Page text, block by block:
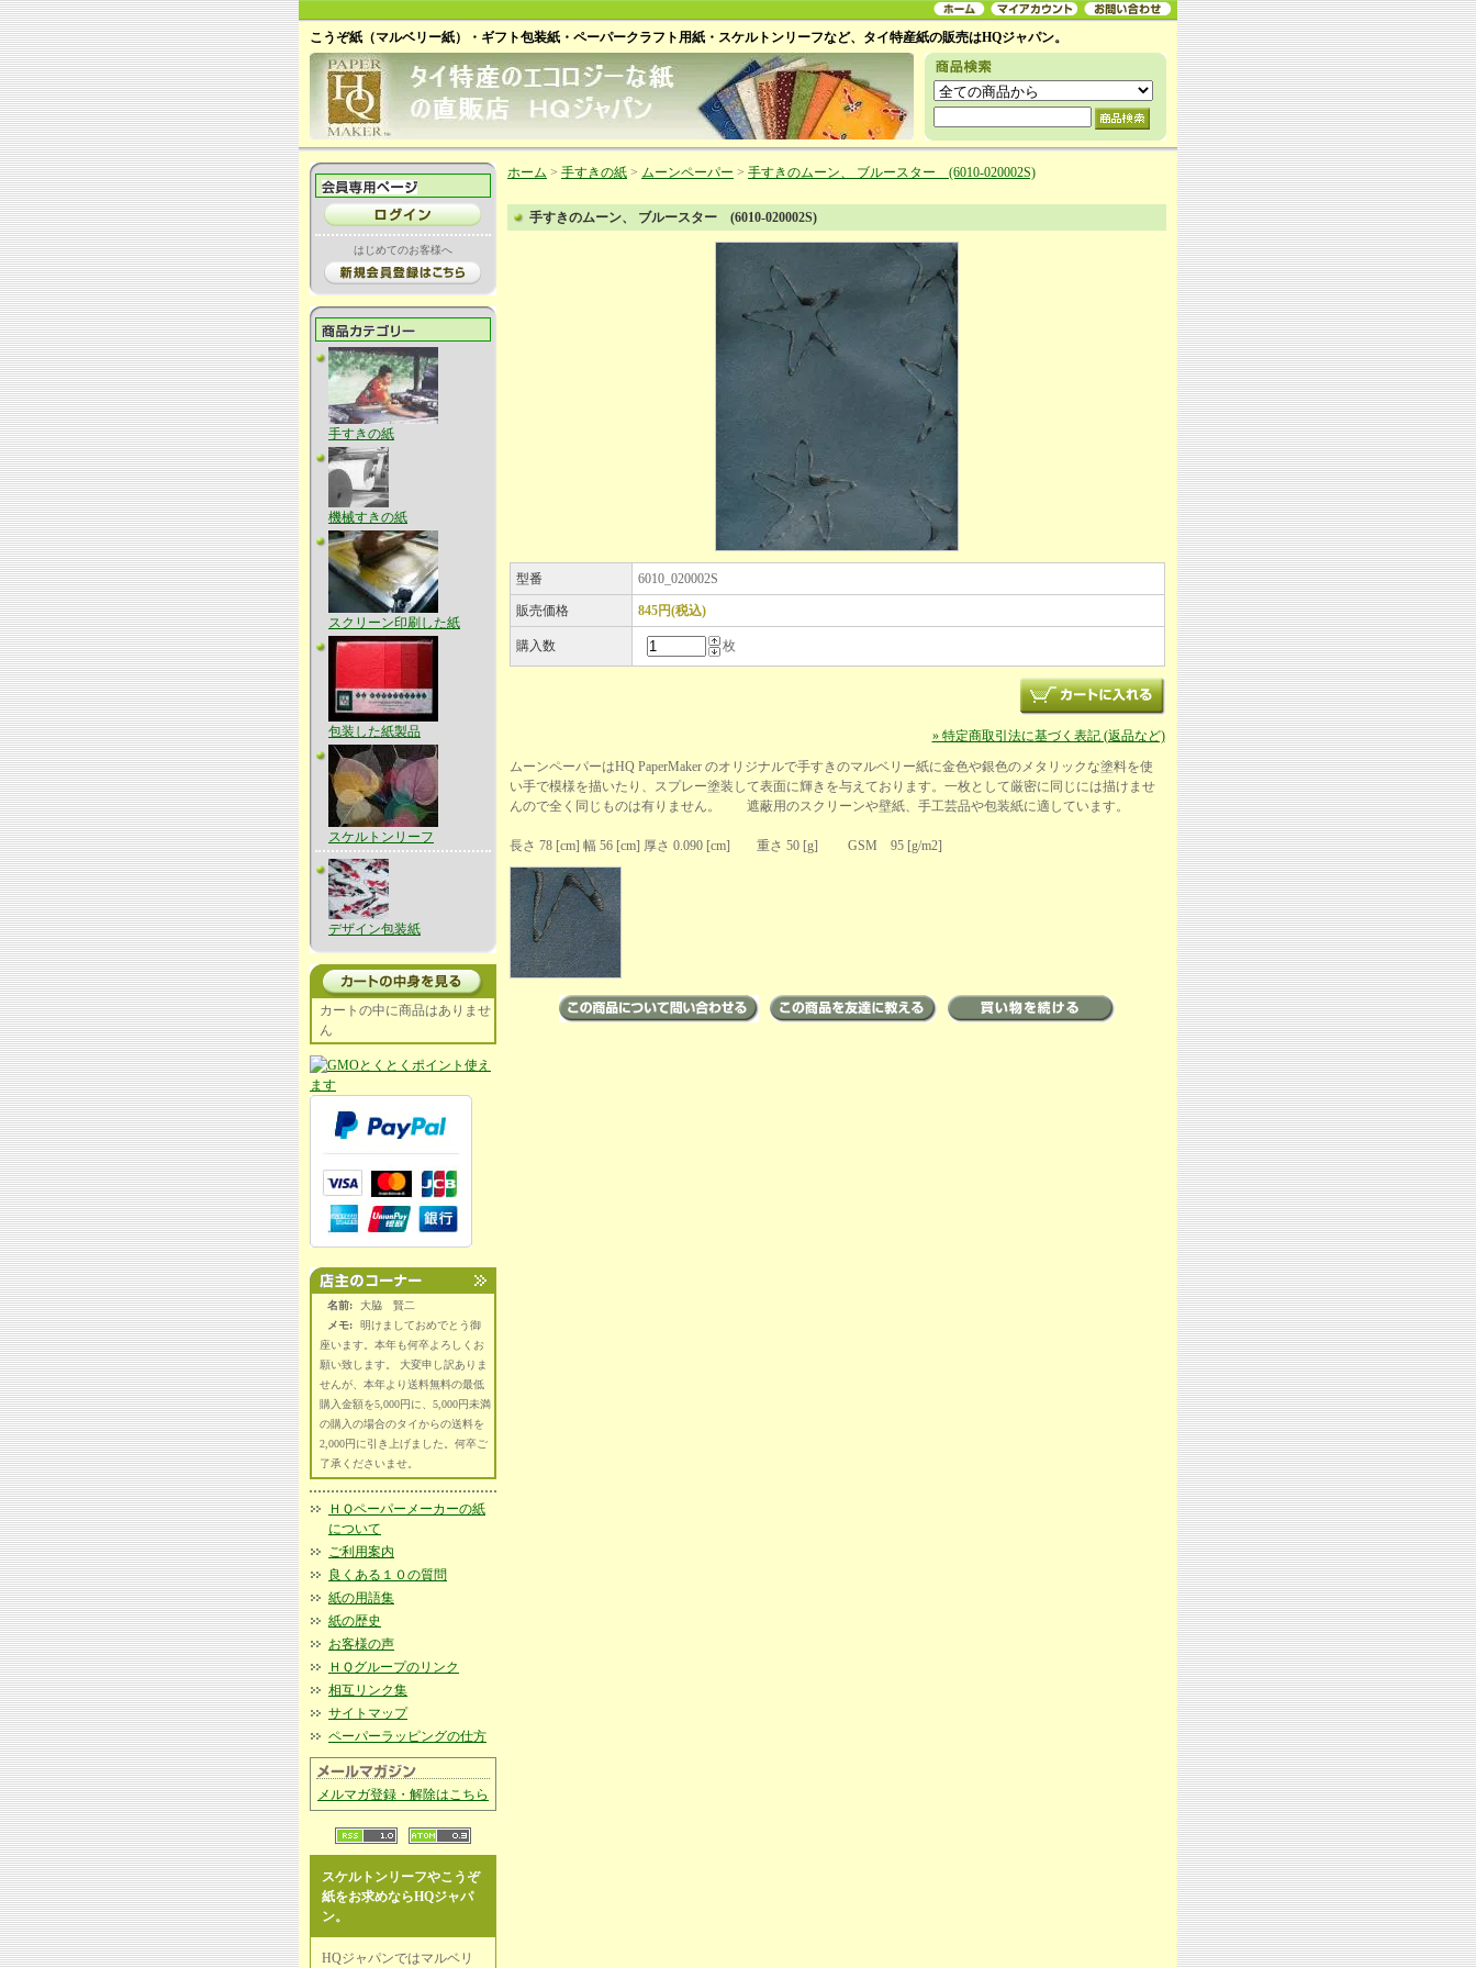
こうぞ紙（マルベリー紙）・ギフト包装紙・ペーパークラフト用紙・スケルトンリーフなど、タイ特産紙の販売はHQジャパン。
はじめてのお客様へ
手すきの紙
機械すきの紙
スクリーン印刷した紙
包装した紙製品
スケルトンリーフ
デザイン包装紙
カートの中に商品はありませ
ん
名前:
大脇 賢二
メモ:
明けましておめでとう御
座います。本年も何卒よろしくお
願い致します。 大変申し訳ありま
せんが、本年より送料無料の最低
購入金額を5,000円に、5,000円未満
の購入の場合のタイからの送料を
2,000円に引き上げました。何卒ご
了承くださいませ。
ＨＱペーパーメーカーの紙
について
ご利用案内
良くある１０の質問
紙の用語集
紙の歴史
お客様の声
ＨＱグループのリンク
相互リンク集
サイトマップ
ペーパーラッピングの仕方
メルマガ登録・解除はこちら
スケルトンリーフやこうぞ
紙をお求めならHQジャパ
ン。
HQジャパンではマルベリ
ホーム > 手すきの紙 > ムーンペーパー > 手すきのムーン、 ブルースター (6010-020002S)
手すきのムーン、 ブルースター (6010-020002S)
型番 6010_020002S
販売価格 845円(税込)
購入数 枚
» 特定商取引法に基づく表記 (返品など)
ムーンペーパーはHQ PaperMaker のオリジナルで手すきのマルベリー紙に金色や銀色のメタリックな塗料を使
い手で模様を描いたり、スプレー塗装して表面に輝きを与えております。一枚として厳密に同じには描けませ
んので全く同じものは有りません。 遮蔽用のスクリーンや壁紙、手工芸品や包装紙に適しています。
長さ 78 [cm] 幅 56 [cm] 厚さ 0.090 [cm] 重さ 50 [g] GSM 95 [g/m2]